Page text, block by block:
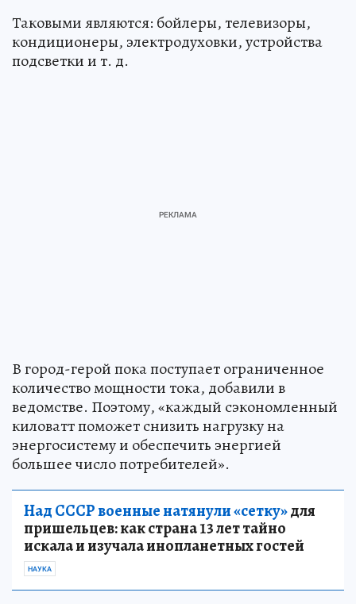
Таковыми являются: бойлеры, телевизоры,
кондиционеры, электродуховки, устройства
подсветки и т. д.
В город-герой пока поступает ограниченное
количество мощности тока, добавили в
ведомстве. Поэтому, «каждый сэкономленный
киловатт поможет снизить нагрузку на
энергосистему и обеспечить энергией
большее число потребителей».
Над СССР военные натянули «сетку»для
пришельцев: как страна 13 лет тайно
искала и изучала инопланетных гостей
НАУКА